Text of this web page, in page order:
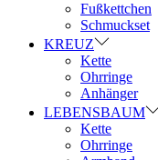
Fußkettchen
Schmuckset
KREUZ
Kette
Ohrringe
Anhänger
LEBENSBAUM
Kette
Ohrringe